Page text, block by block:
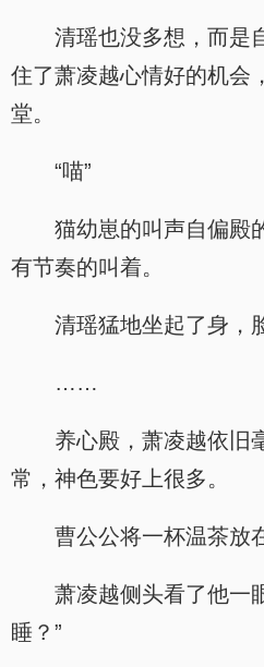
清瑶也没多想，而是
住了萧凌越心情好的机会
堂。
“喵”
猫幼崽的叫声自偏殿
有节奏的叫着。
清瑶猛地坐起了身，
……
养心殿，萧凌越依旧
常，神色要好上很多。
曹公公将一杯温茶放
萧凌越侧头看了他一
睡？”